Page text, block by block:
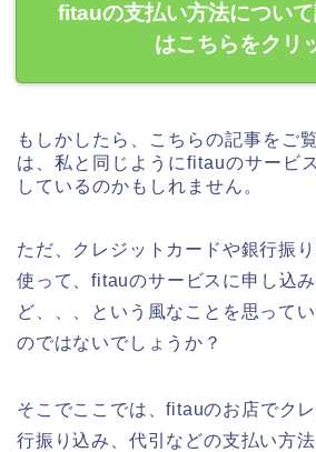
fitauの支払い方法につい
はこちらをクリ
もしかしたら、こちらの記事をご
は、私と同じようにfitauのサービ
しているのかもしれません。
ただ、クレジットカードや銀行振
使って、fitauのサービスに申し込
ど、、、という風なことを思って
のではないでしょうか？
そこでここでは、fitauのお店でク
行振り込み、代引などの支払い方